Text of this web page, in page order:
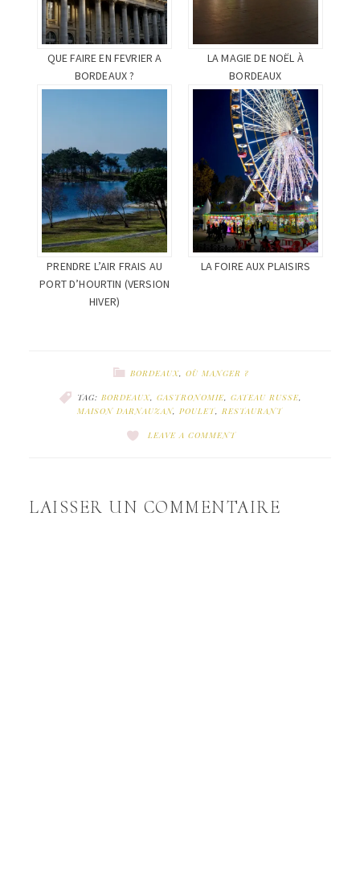
QUE FAIRE EN FEVRIER A
BORDEAUX ?
LA MAGIE DE NOËL À
BORDEAUX
PRENDRE L’AIR FRAIS AU
PORT D’HOURTIN (VERSION
HIVER)
LA FOIRE AUX PLAISIRS
BORDEAUX OÙ MANGER ?
TAG: BORDEAUX, GASTRONOMIE, GATEAU RUSSE,
MAISON DARNAUZAN, POULET, RESTAURANT
LEAVE A COMMENT
LAISSER UN COMMENTAIRE